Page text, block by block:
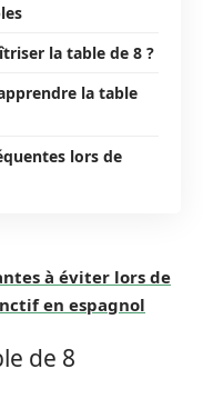
la table de 8 ?
la table
lors de
à éviter lors de
en espagnol
de 8